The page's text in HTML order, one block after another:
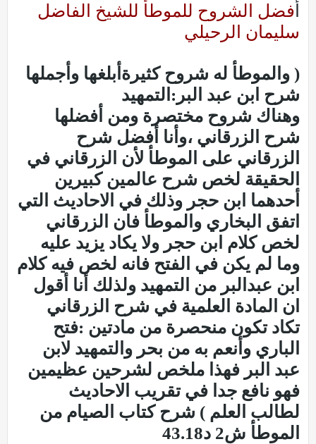
فضل الشروح للموطأ للشيخ الفاضل
سليمان الرحيلي
( والموطأ له شروح كثيرةأبلغها وأجملها
شرح ابن عبد البر:التمهيد
وهناك شروح مختصرة ومن أفضلها
شرح الزرقاني ،وأنا أفضل شرح
الزرقاني على الموطأ لأن الزرقاني في
الحقيقة لخص شرح عالمين كبيرين
أحدهما ابن حجر وذلك في الاحاديث التي
اتفق البخاري والموطأ فان الزرقاني
لخص كلام ابن حجر ولا يكاد يزيد عليه
وما لم يكن في الفتح فانه لخص فيه كلام
ابن عبدالبر من التمهيد ولذلك أنا أقول
ان المادة العلمية في شرح الزرقاني
تكاد تكون منحصرة من مادتين :فتح
الباري وأنعم به من بحر والتمهيد لابن
عبد البر فهذا ملخص لشرحين عظيمين
فهو نافع جدا في تقريب الاحاديث
لطالب العلم ) شرح كتاب الصيام من
الموطأ ش2 د43.18